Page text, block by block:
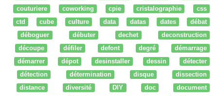
couturiere
coworking cpie cristalographie
css
ctd
cube culture data datas dates
débat
déboguer
débuter dechet
deconstruction
découpe
défiler defont degré
démarrage
démarrer
dépot desinstaller dessin
détecter
détection
détermination disque
dissection
distance
diversité DIY doc
document